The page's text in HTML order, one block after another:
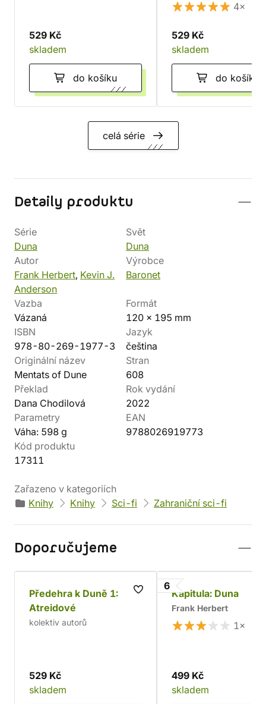
529 Kč
skladem
do košíku
4×
529 Kč
skladem
do košíku
celá série
Detaily produktu
Série
Duna
Svět
Duna
Autor
Frank Herbert, Kevin J.
Anderson
Výrobce
Baronet
Vazba
Vázaná
Formát
120 x 195 mm
ISBN
978-80-269-1977-3
Jazyk
čeština
Originální název
Mentats of Dune
Stran
608
Překlad
Dana Chodilová
Rok vydání
2022
Parametry
Váha: 598 g
EAN
9788026919773
Kód produktu
17311
Zařazeno v kategoriích
Knihy
Knihy Sci-fi Zahraniční sci-fi
Doporučujeme
Předehra k Duně 1:
Atreidové
kolektiv autorů
529 Kč
skladem
6
Kapitula: Duna
Frank Herbert
1×
499 Kč
skladem